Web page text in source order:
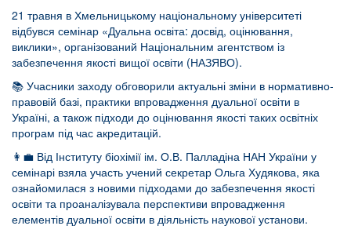
21 травня в Хмельницькому національному університеті
відбувся семінар «Дуальна освіта: досвід, оцінювання,
виклики», організований Національним агентством із
забезпечення якості вищої освіти (НАЗЯВО).
📚 Учасники заходу обговорили актуальні зміни в нормативно-
правовій базі, практики впровадження дуальної освіти в
Україні, а також підходи до оцінювання якості таких освітніх
програм під час акредитацій.
👩‍💼 Від Інституту біохімії ім. О.В. Палладіна НАН України у
семінарі взяла участь учений секретар Ольга Худякова, яка
ознайомилася з новими підходами до забезпечення якості
освіти та проаналізувала перспективи впровадження
елементів дуальної освіти в діяльність наукової установи.